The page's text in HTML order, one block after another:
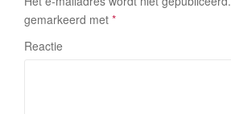
gemarkeerd met *
Reactie